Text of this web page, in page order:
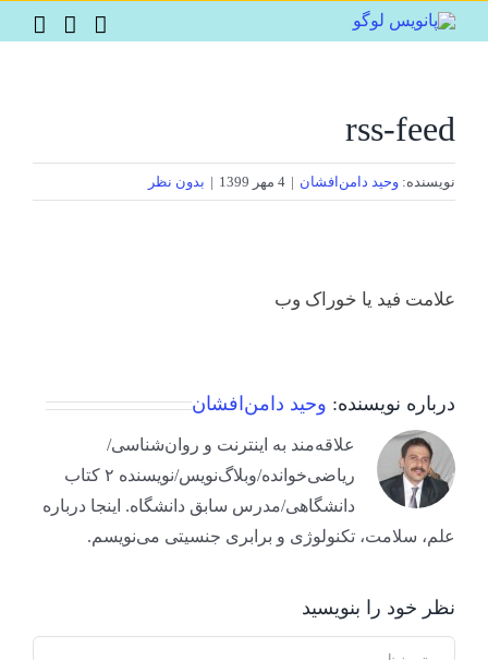
to
rss-feed
نویسنده: وحید دامن‌افشان | 4 مهر 1399 | بدون نظر
علامت فید یا خوراک وب
درباره نویسنده: وحید دامن‌افشان
علاقه‌مند به اینترنت و روان‌شناسی/
ریاضی‌خوانده/وبلاگ‌نویس/نویسنده ۲ کتاب
دانشگاهی/مدرس سابق دانشگاه. اینجا درباره
علم، سلامت، تکنولوژی و برابری جنسیتی می‌نویسم.
نظر خود را بنویسید
Comment